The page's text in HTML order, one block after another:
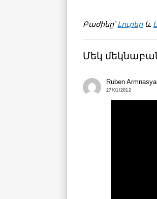
Բաժինը՝Լուրերև
Մեկ
Ruben
27/01/2012